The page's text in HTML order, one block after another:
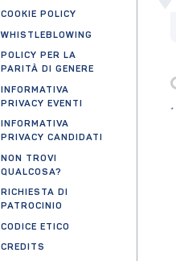
COOKIE POLICY
WHISTLEBLOWING
POLICY PER LA
PARITÀ DI GENERE
INFORMATIVA
PRIVACY EVENTI
INFORMATIVA
PRIVACY CANDIDATI
NON TROVI
QUALCOSA?
RICHIESTA DI
PATROCINIO
CODICE ETICO
CREDITS
*